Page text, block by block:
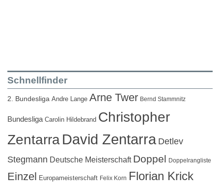
Schnellfinder
2. Bundesliga Andre Lange Arne Twer Bernd Stammnitz
Bundesliga Carolin Hildebrand Christopher
ZentarraDavid Zentarra Detlev
Stegmann Deutsche Meisterschaft Doppel Doppelrangliste
Einzel Europameisterschaft Felix Korn Florian Krick